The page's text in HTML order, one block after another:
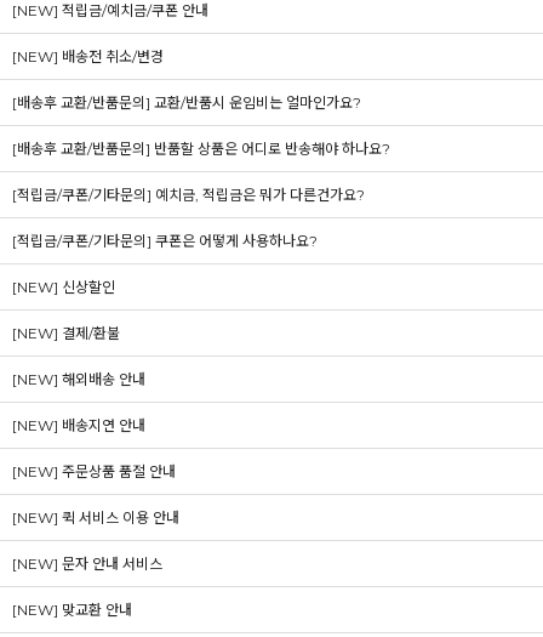
[NEW] 적립금/예치금/쿠폰 안내
[NEW] 배송전 취소/변경
[배송후 교환/반품문의] 교환/반품시 운임비는 얼마인가요?
[배송후 교환/반품문의] 반품할 상품은 어디로 반송해야 하나요?
[적립금/쿠폰/기타문의] 예치금, 적립금은 뭐가 다른건가요?
[적립금/쿠폰/기타문의] 쿠폰은 어떻게 사용하나요?
[NEW] 신상할인
[NEW] 결제/환불
[NEW] 해외배송 안내
[NEW] 배송지연 안내
[NEW] 주문상품 품절 안내
[NEW] 퀵 서비스 이용 안내
[NEW] 문자 안내 서비스
[NEW] 맞교환 안내